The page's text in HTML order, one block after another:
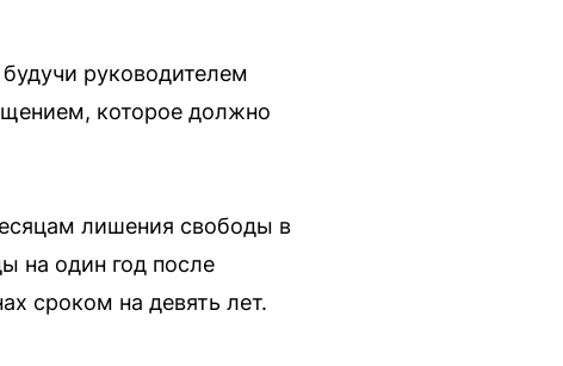
руководителем
которое должно
лишения свободы в
на один год после
сроком на девять лет.